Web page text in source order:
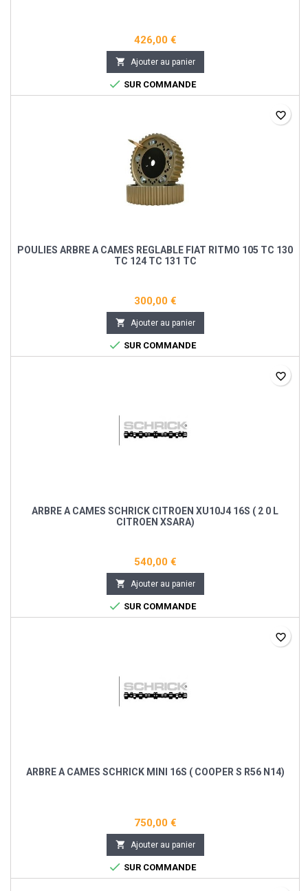
426,00 €
 Ajouter au panier
 SUR COMMANDE
POULIES ARBRE A CAMES REGLABLE FIAT RITMO 105 TC 130
TC 124 TC 131 TC
300,00 €
 Ajouter au panier
 SUR COMMANDE
favorite_border
ARBRE A CAMES SCHRICK CITROEN XU10J4 16S ( 2 0 L
CITROEN XSARA)
540,00 €
 Ajouter au panier
 SUR COMMANDE
favorite_border
ARBRE A CAMES SCHRICK MINI 16S ( COOPER S R56 N14)
750,00 €
 Ajouter au panier
 SUR COMMANDE
favorite_border